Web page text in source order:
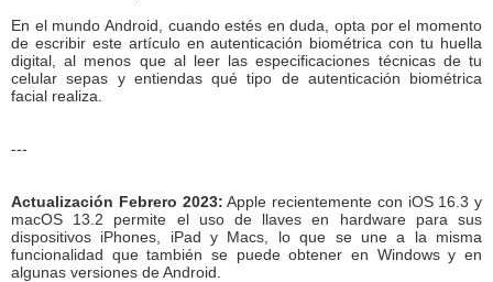
En el mundo Android, cuando estés en duda, opta por el momento
de escribir este artículo en autenticación biométrica con tu huella
digital, al menos que al leer las especificaciones técnicas de tu
celular sepas y entiendas qué tipo de autenticación biométrica
facial realiza.
---
Actualización Febrero 2023: Apple recientemente con iOS 16.3 y
macOS 13.2 permite el uso de llaves en hardware para sus
dispositivos iPhones, iPad y Macs, lo que se une a la misma
funcionalidad que también se puede obtener en Windows y en
algunas versiones de Android.